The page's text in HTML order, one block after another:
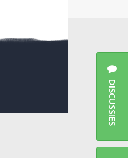
DISCUSSIES